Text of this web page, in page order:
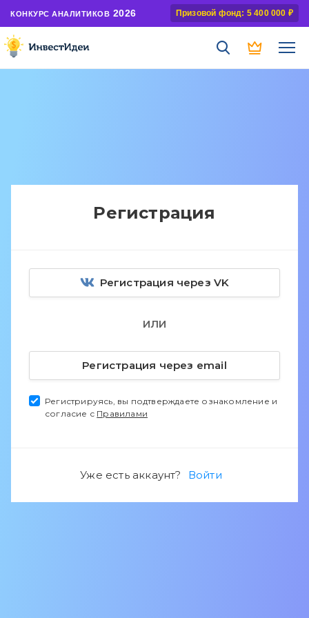
КОНКУРС АНАЛИТИКОВ 2026 Призовой фонд: 5 400 000 ₽
Регистрация
Регистрация через VK
ИЛИ
Регистрация через email
Регистрируясь, вы подтверждаете ознакомление и
согласие с Правилами
Уже есть аккаунт? Войти